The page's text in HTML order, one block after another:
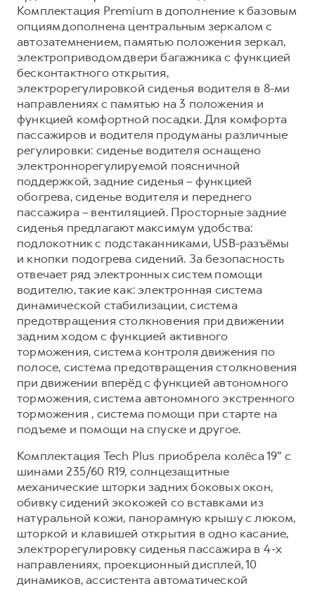
Комплектация Premium в дополнение к базовым
опциям дополнена центральным зеркалом с
автозатемнением, памятью положения зеркал,
электроприводом двери багажника с функцией
бесконтактного открытия,
электрорегулировкой сиденья водителя в 8-ми
направлениях с памятью на 3 положения и
функцией комфортной посадки. Для комфорта
пассажиров и водителя продуманы различные
регулировки: сиденье водителя оснащено
электроннорегулируемой поясничной
поддержкой, задние сиденья – функцией
обогрева, сиденье водителя и переднего
пассажира – вентиляцией. Просторные задние
сиденья предлагают максимум удобства:
подлокотник с подстаканниками, USB-разъёмы
и кнопки подогрева сидений. За безопасность
отвечает ряд электронных систем помощи
водителю, такие как: электронная система
динамической стабилизации, система
предотвращения столкновения при движении
задним ходом с функцией активного
торможения, система контроля движения по
полосе, система предотвращения столкновения
при движении вперёд с функцией автономного
торможения, система автономного экстренного
торможения , система помощи при старте на
подъеме и помощи на спуске и другое.
Комплектация Tech Plus приобрела колёса 19" с
шинами 235/60 R19, солнцезащитные
механические шторки задних боковых окон,
обивку сидений экокожей со вставками из
натуральной кожи, панорамную крышу с люком,
шторкой и клавишей открытия в одно касание,
электрорегулировку сиденья пассажира в 4-х
направлениях, проекционный дисплей, 10
динамиков, ассистента автоматической